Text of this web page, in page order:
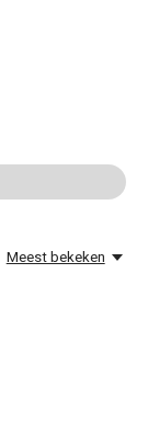
Meest bekeken